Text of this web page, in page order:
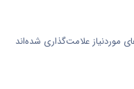
موردنیاز علامت‌گذاری شده‌اند